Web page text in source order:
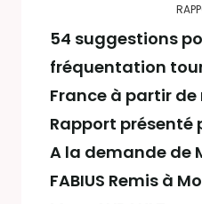
54 suggestions
fréquentation
France à partir
Rapport présenté
A la demande de
FABIUS Remis à